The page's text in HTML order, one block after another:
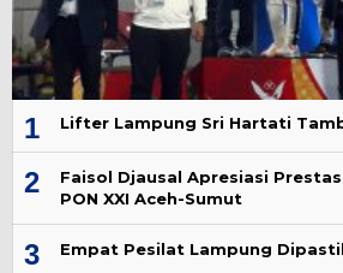
1 Lifter Lampung Sri Hartati
2
Faisol Djausal Apresiasi
PON XXI Aceh-Sumut
3 Empat Pesilat Lampung